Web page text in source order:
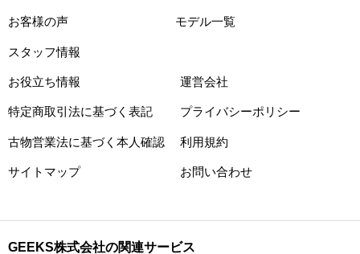
お客様の声 モデル一覧
スタッフ情報
お役立ち情報 運営会社
特定商取引法に基づく表記 プライバシーポリシー
古物営業法に基づく本人確認 利用規約
サイトマップ お問い合わせ
GEEKS株式会社の関連サービス